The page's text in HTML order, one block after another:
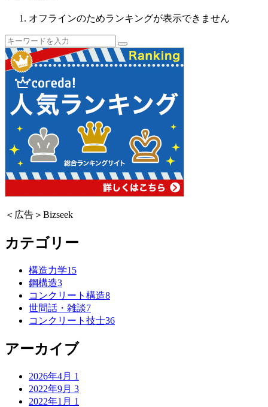
オフラインのためランキングが表示できません
＜広告＞Bizseek
カテゴリー
構造力学15
鋼構造3
コンクリート構造8
世間話・雑談7
コンクリート技士36
アーカイブ
2026年4月 1
2022年9月 3
2022年1月 1